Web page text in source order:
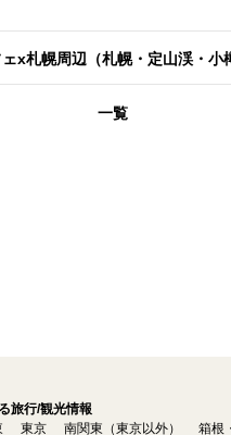
x札幌周辺（札幌・定山渓・小
一覧
旅行/観光情報
東京 南関東（東京以外） 箱根